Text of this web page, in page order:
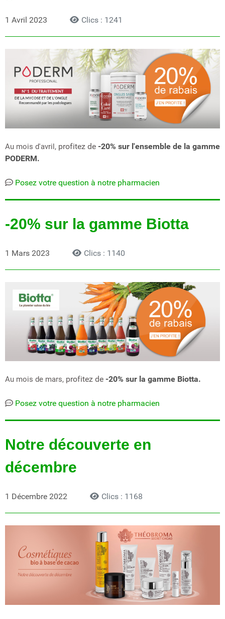
1 Avril 2023 Clics : 1241
Au mois d'avril, profitez de -20% sur l'ensemble de la gamme
PODERM.
Posez votre question à notre pharmacien
-20% sur la gamme Biotta
1 Mars 2023 Clics : 1140
Au mois de mars, profitez de -20% sur la gamme Biotta.
Posez votre question à notre pharmacien
Notre découverte en
décembre
1 Décembre 2022 Clics : 1168